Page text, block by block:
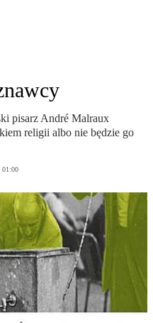
pisarz André Malraux
religii albo nie będzie go
01:00